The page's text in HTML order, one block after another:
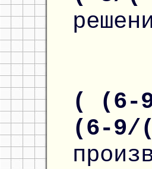
( (6-
(6-9/